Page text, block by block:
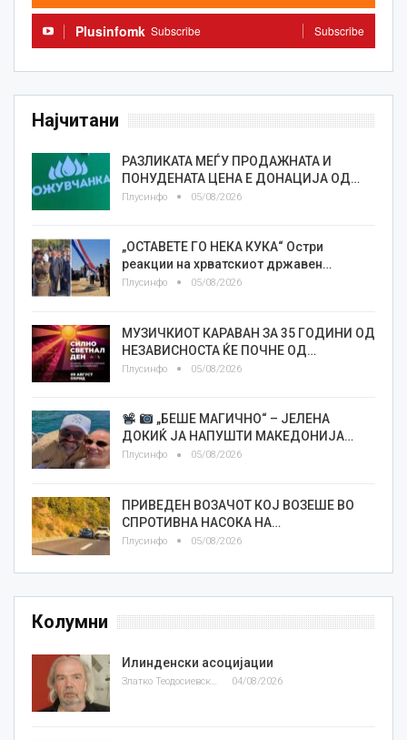
Plusinfomk Subscribe Subscribe
Најчитани
РАЗЛИКАТА МЕЃУ ПРОДАЖНАТА И
ПОНУДЕНАТА ЦЕНА Е ДОНАЦИЈА ОД…
Плусинфо 05/08/2026
„ОСТАВЕТЕ ГО НЕКА КУКА“ Остри
реакции на хрватскиот државен…
Плусинфо 05/08/2026
МУЗИЧКИОТ КАРАВАН ЗА 35 ГОДИНИ ОД
НЕЗАВИСНОСТА ЌЕ ПОЧНЕ ОД…
Плусинфо 05/08/2026
„БЕШЕ МАГИЧНО“ – ЈЕЛЕНА
ДОКИЌ ЈА НАПУШТИ МАКЕДОНИЈА…
Плусинфо 05/08/2026
ПРИВЕДЕН ВОЗАЧОТ КОЈ ВОЗЕШЕ ВО
СПРОТИВНА НАСОКА НА…
Плусинфо 05/08/2026
Колумни
Илинденски асоцијации
Златко Теодосиевски 04/08/2026